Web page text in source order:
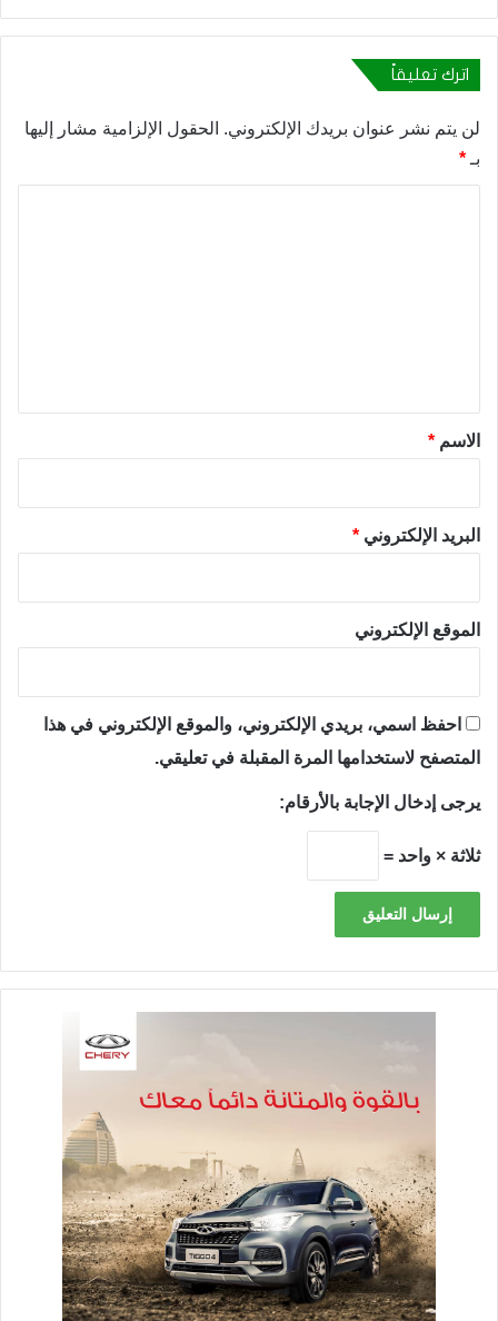
اترك تعليقاً
لن يتم نشر عنوان بريدك الإلكتروني. الحقول الإلزامية مشار إليها
بـ *
*الاسم *
البريد الإلكتروني *
الموقع الإلكتروني
احفظ اسمي، بريدي الإلكتروني، والموقع الإلكتروني في هذا
المتصفح لاستخدامها المرة المقبلة في تعليقي.
يرجى إدخال الإجابة بالأرقام:
ثلاثة × واحد =